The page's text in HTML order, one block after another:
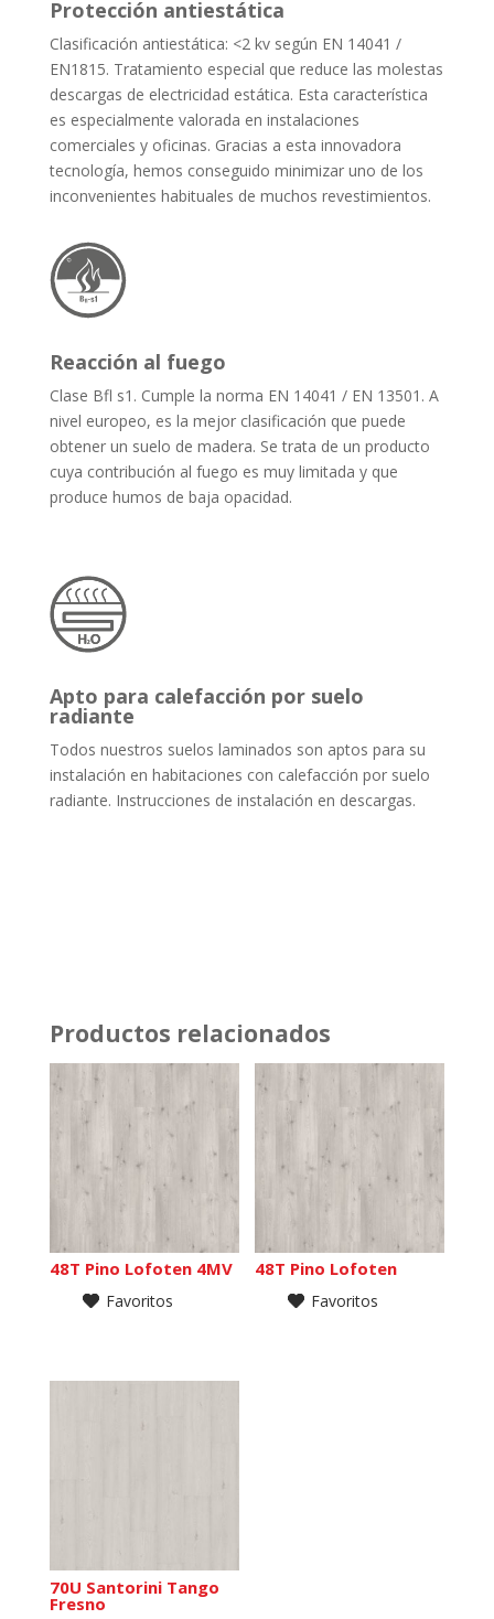
Protección antiestática
Clasificación antiestática: <2 kv según EN 14041 /
EN1815. Tratamiento especial que reduce las molestas
descargas de electricidad estática. Esta característica
es especialmente valorada en instalaciones
comerciales y oficinas. Gracias a esta innovadora
tecnología, hemos conseguido minimizar uno de los
inconvenientes habituales de muchos revestimientos.
Reacción al fuego
Clase Bfl s1. Cumple la norma EN 14041 / EN 13501. A
nivel europeo, es la mejor clasificación que puede
obtener un suelo de madera. Se trata de un producto
cuya contribución al fuego es muy limitada y que
produce humos de baja opacidad.
Apto para calefacción por suelo
radiante
Todos nuestros suelos laminados son aptos para su
instalación en habitaciones con calefacción por suelo
radiante. Instrucciones de instalación en descargas.
Productos relacionados
48T Pino Lofoten 4MV
Favoritos
48T Pino Lofoten
Favoritos
70U Santorini Tango
Fresno